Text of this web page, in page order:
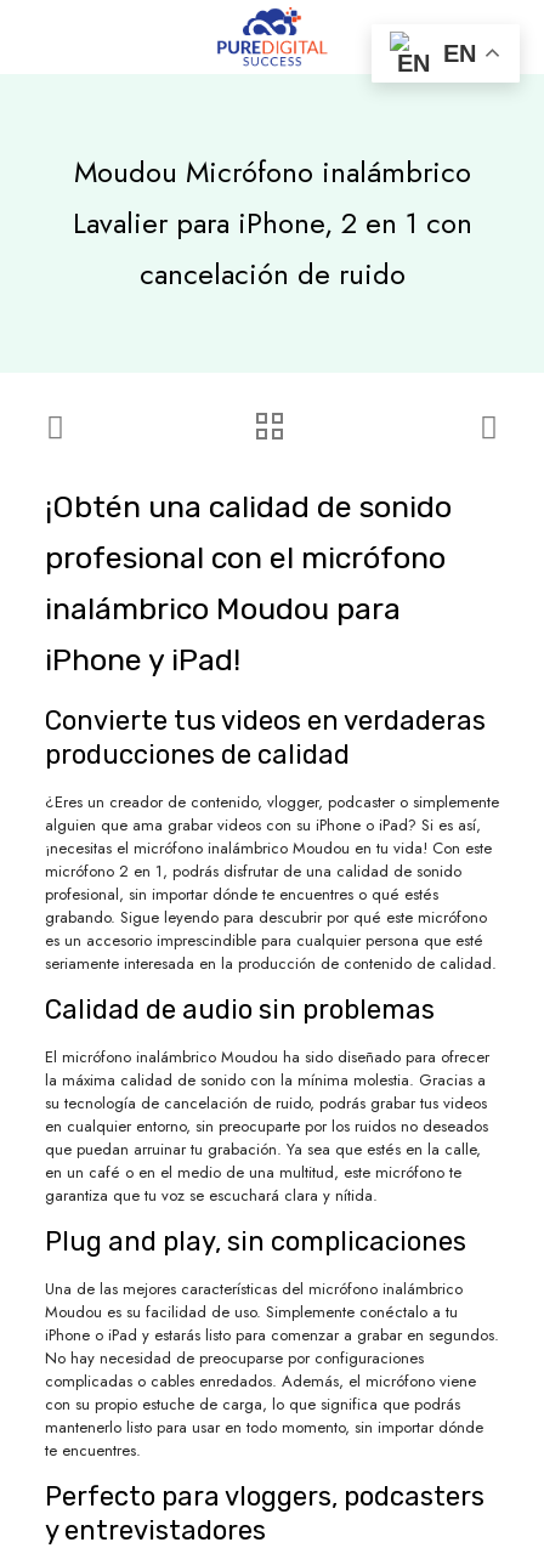
Moudou Micrófono inalámbrico
Lavalier para iPhone, 2 en 1 con
cancelación de ruido
¡Obtén una calidad de sonido
profesional con el micrófono
inalámbrico Moudou para
iPhone y iPad!
Convierte tus videos en verdaderas
producciones de calidad
¿Eres un creador de contenido, vlogger, podcaster o simplemente
alguien que ama grabar videos con su iPhone o iPad? Si es así,
¡necesitas el micrófono inalámbrico Moudou en tu vida! Con este
micrófono 2 en 1, podrás disfrutar de una calidad de sonido
profesional, sin importar dónde te encuentres o qué estés
grabando. Sigue leyendo para descubrir por qué este micrófono
es un accesorio imprescindible para cualquier persona que esté
seriamente interesada en la producción de contenido de calidad.
Calidad de audio sin problemas
El micrófono inalámbrico Moudou ha sido diseñado para ofrecer
la máxima calidad de sonido con la mínima molestia. Gracias a
su tecnología de cancelación de ruido, podrás grabar tus videos
en cualquier entorno, sin preocuparte por los ruidos no deseados
que puedan arruinar tu grabación. Ya sea que estés en la calle,
en un café o en el medio de una multitud, este micrófono te
garantiza que tu voz se escuchará clara y nítida.
Plug and play, sin complicaciones
Una de las mejores características del micrófono inalámbrico
Moudou es su facilidad de uso. Simplemente conéctalo a tu
iPhone o iPad y estarás listo para comenzar a grabar en segundos.
No hay necesidad de preocuparse por configuraciones
complicadas o cables enredados. Además, el micrófono viene
con su propio estuche de carga, lo que significa que podrás
mantenerlo listo para usar en todo momento, sin importar dónde
te encuentres.
Perfecto para vloggers, podcasters
y entrevistadores
EN